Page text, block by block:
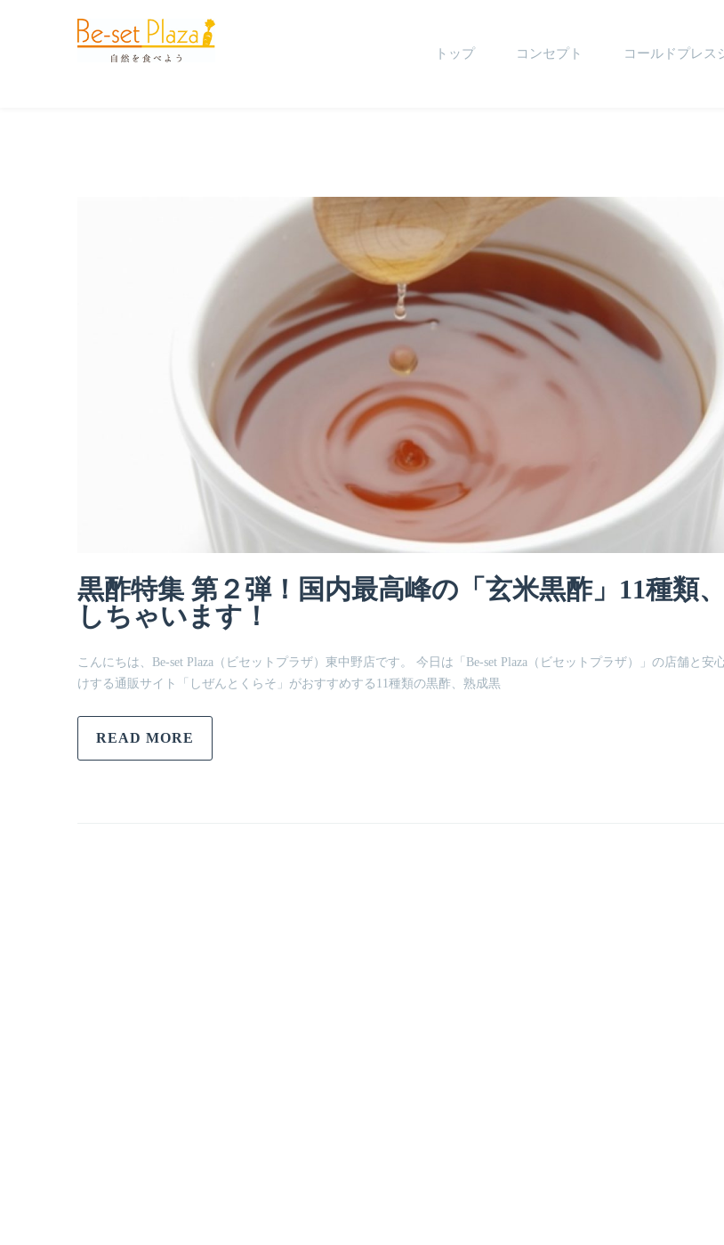
トップ コンセプト コールドプレス
黒酢特集 第２弾！国内最高峰の「玄米黒酢」11種類
しちゃいます！
こんにちは、Be-set Plaza（ビセットプラザ）東中野店です。 今日は「Be-set Plaza（ビセットプラザ）」の店舗と安
けする通販サイト「しぜんとくらそ」がおすすめする11種類の黒酢、熟成黒
READ MORE